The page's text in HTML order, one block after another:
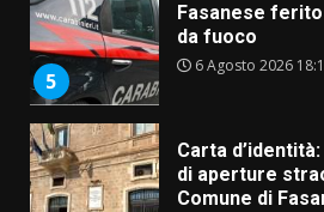
5
Fasanese
da fuoco
6 Agosto 2026
Carta
di aperture
Comune di